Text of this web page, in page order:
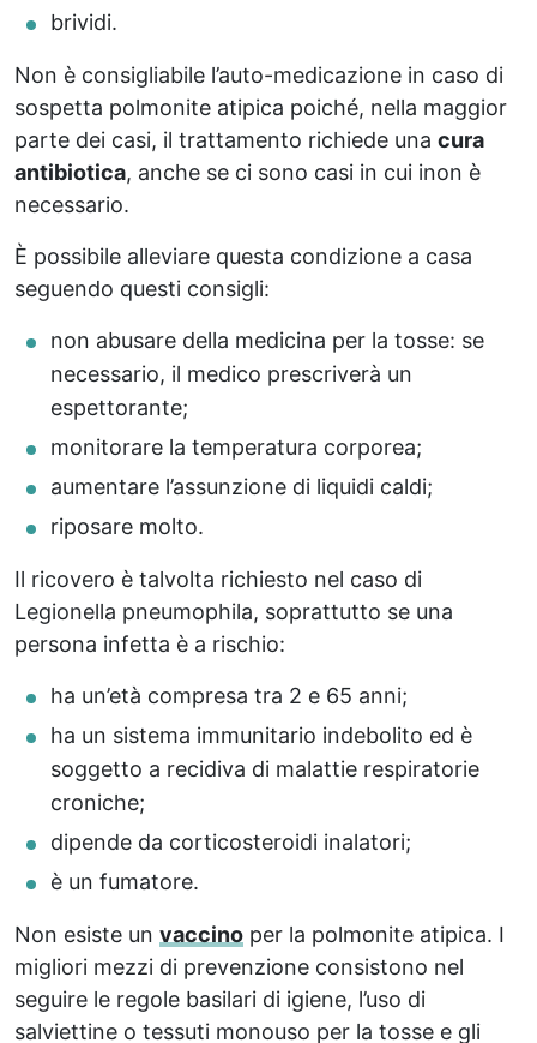
brividi.
Non è consigliabile l’auto-medicazione in caso di
sospetta polmonite atipica poiché, nella maggior
parte dei casi, il trattamento richiede una cura
antibiotica, anche se ci sono casi in cui inon è
necessario.
È possibile alleviare questa condizione a casa
seguendo questi consigli:
non abusare della medicina per la tosse: se
necessario, il medico prescriverà un
espettorante;
monitorare la temperatura corporea;
aumentare l’assunzione di liquidi caldi;
riposare molto.
Il ricovero è talvolta richiesto nel caso di
Legionella pneumophila, soprattutto se una
persona infetta è a rischio:
ha un’età compresa tra 2 e 65 anni;
ha un sistema immunitario indebolito ed è
soggetto a recidiva di malattie respiratorie
croniche;
dipende da corticosteroidi inalatori;
è un fumatore.
Non esiste un vaccino per la polmonite atipica. I
migliori mezzi di prevenzione consistono nel
seguire le regole basilari di igiene, l’uso di
salviettine o tessuti monouso per la tosse e gli